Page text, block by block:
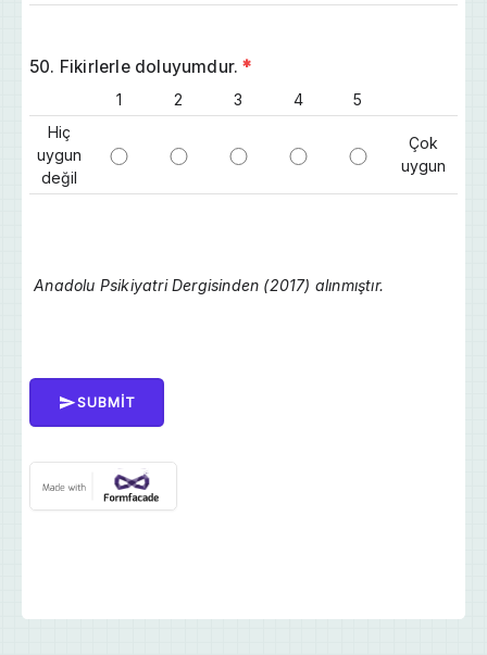
50. Fikirlerle doluyumdur.*
1 2 3 4
5
Hiç
uygun
değil
Çok
uygun
Anadolu Psikiyatri Dergisinden (2017) alınmıştır.
SUBMIT